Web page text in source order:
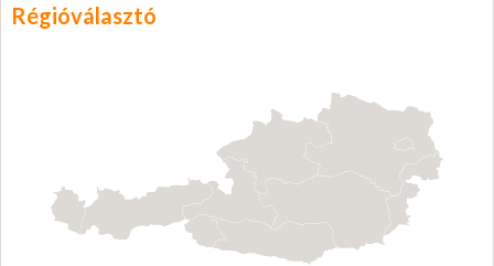
Régióválasztó